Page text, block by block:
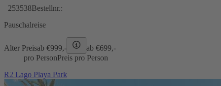
253538Bestellnr.:
Pauschalreise
Alter Preisab €999,- ab €699,-
pro PersonPreis pro Person
R2 Lago Playa Park